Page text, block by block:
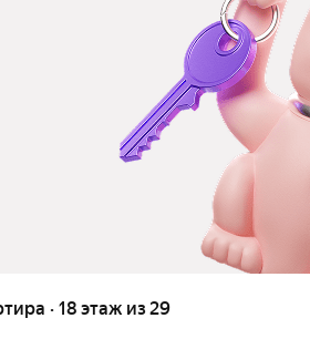
· 18 этаж из 29